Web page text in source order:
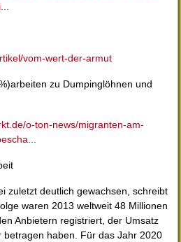
vom-wert-der-armut
zu Dumpinglöhnen und
o-ton-news/migranten-am-
zuletzt deutlich gewachsen, schreibt
waren 2013 weltweit 48 Millionen
Anbietern registriert, der Umsatz
betragen haben. Für das Jahr 2020